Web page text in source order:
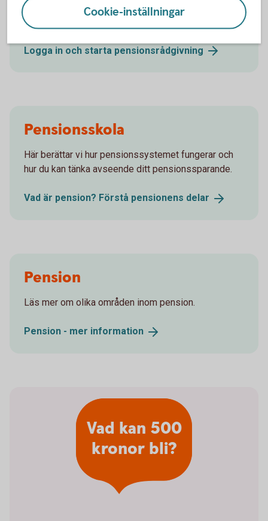
Med vår digitala rådgivning får du förslag om hur just
du kan spara till din pension.
Logga in och starta pensionsrådgivning
Pensionsskola
Här berättar vi hur pensionssystemet fungerar och
hur du kan tänka avseende ditt pensionssparande.
Vad är pension? Förstå pensionens delar
Pension
Läs mer om olika områden inom pension.
Pension - mer information
Vad kan 500
kronor bli?
Cookie-inställningar